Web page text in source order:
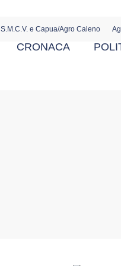
S.M.C.V. e Capua/Agro Caleno
CRONACA